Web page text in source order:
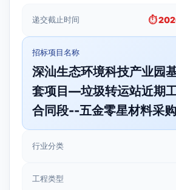
递交截止时间 ⏱️
招标项目名称
深汕生态环境科技产业园
套项目—垃圾转运站近期
合同段--五金零星材料采
行业分类
工程类型